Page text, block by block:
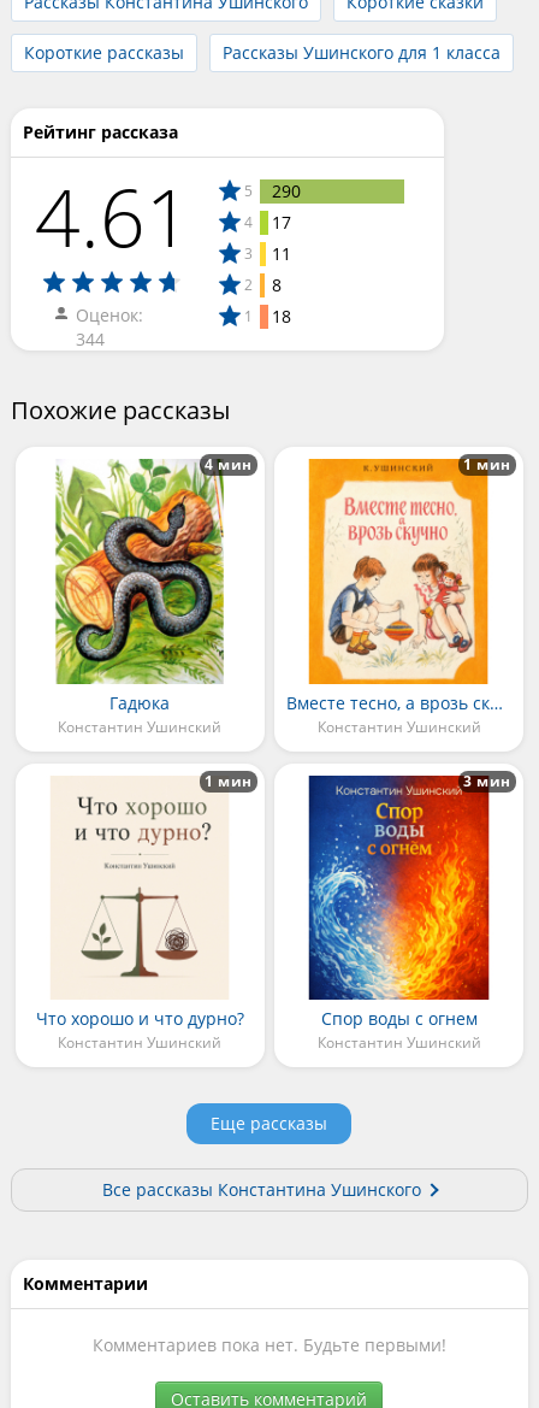
Короткие рассказы Рассказы Ушинского для 1 класса
Рейтинг рассказа
4.61
Оценок:
344
5 290
4 17
3 11
2 8
1 18
Похожие рассказы
Гадюка
Константин Ушинский
4 мин
Вместе тесно, а врозь скучно
Константин Ушинский
1 мин
Что хорошо и что дурно?
Константин Ушинский
1 мин
Спор воды с огнем
Константин Ушинский
3 мин
Еще рассказы
Все рассказы Константина Ушинского
Комментарии
Комментариев пока нет. Будьте первыми!
Оставить комментарий